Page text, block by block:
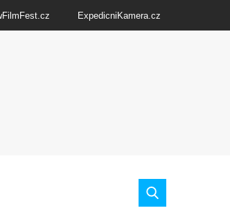
ExpedicniKamera.cz